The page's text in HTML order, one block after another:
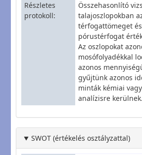
Részletes
protokoll
Összehasonlító
talajoszlopokban
térfogattömeget
pórustérfogat
Az oszlopokat
mosófolyadékkal
azonos
gyűjtünk azonos
minták kémiai
analízisre kerülnek.
SWOT (értékelés osztályzattal)